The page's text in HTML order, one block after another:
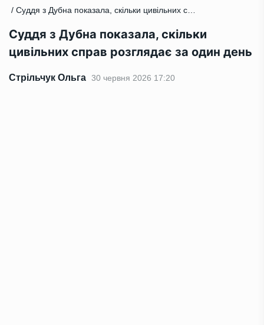
/ Суддя з Дубна показала, скільки цивільних справ розглядає за один день
Суддя з Дубна показала, скільки
цивільних справ розглядає за один день
Стрільчук Ольга 30 червня 2026 17:20